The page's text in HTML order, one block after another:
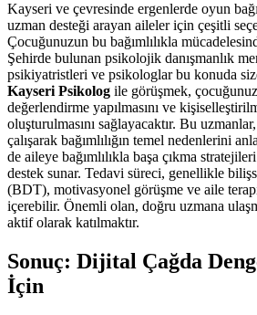
Kayseri ve çevresinde ergenlerde oyun
uzman desteği arayan aileler için çeşitli
Çocuğunuzun bu bağımlılıkla
Şehirde bulunan psikolojik danışmanlık
psikiyatristleri ve psikologlar bu konuda
Kayseri Psikolog ile görüşmek,
değerlendirme yapılmasını ve
oluşturulmasını sağlayacaktır. Bu
çalışarak bağımlılığın temel nedenlerini
de aileye bağımlılıkla başa çıkma
destek sunar. Tedavi süreci, genellikle
(BDT), motivasyonel görüşme ve aile
içerebilir. Önemli olan, doğru uzmana
aktif olarak katılmaktır.
Sonuç: Dijital Çağda
İçin